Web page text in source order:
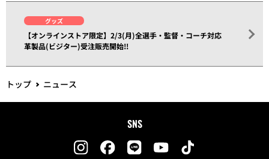
グッズ
【オンラインストア限定】2/3(月)全選手・監督・コーチ対応
革製品(ビジター)受注販売開始!!
トップ ニュース
SNS